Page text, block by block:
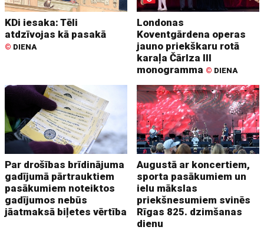
KDi iesaka: Tēli
atdzīvojas kā pasakā
© DIENA
Londonas
Koventgārdena operas
jauno priekškaru rotā
karaļa Čārlza III
monogramma © DIENA
Par drošības brīdinājuma
gadījumā pārtrauktiem
pasākumiem noteiktos
gadījumos nebūs
jāatmaksā biļetes vērtība
Augustā ar koncertiem,
sporta pasākumiem un
ielu mākslas
priekšnesumiem svinēs
Rīgas 825. dzimšanas
dienu